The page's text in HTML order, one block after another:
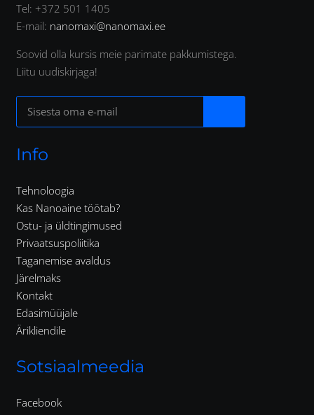
Tel: +372 501 1405
E-mail: nanomaxi@nanomaxi.ee
Soovid olla kursis meie parimate pakkumistega.
Liitu uudiskirjaga!
Info
Tehnoloogia
Kas Nanoaine töötab?
Ostu- ja üldtingimused
Privaatsuspoliitika
Taganemise avaldus
Järelmaks
Kontakt
Edasimüüjale
Ärikliendile
Sotsiaalmeedia
Facebook